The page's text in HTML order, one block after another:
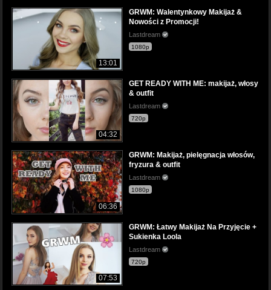
13:01
GRWM: Walentynkowy Makijaż &
Nowości z Promocji!
Lastdream
1080p
04:32
GET READY WITH ME: makijaż, włosy
& outfit
Lastdream
720p
06:36
GRWM: Makijaż, pielęgnacja włosów,
fryzura & outfit
Lastdream
1080p
07:53
GRWM: Łatwy Makijaż Na Przyjęcie +
Sukienka Loola
Lastdream
720p